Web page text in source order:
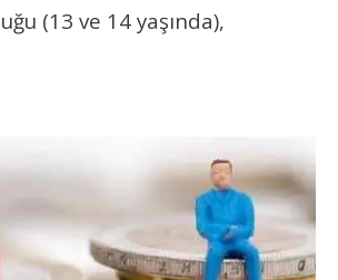
(13 ve 14 yaşında),